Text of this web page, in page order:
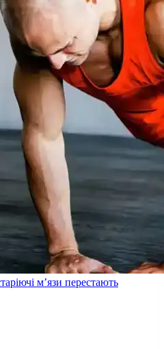
м’язи перестають